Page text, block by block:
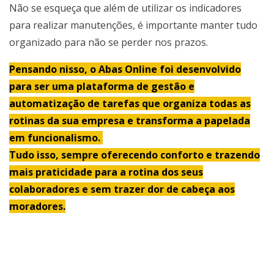
Não se esqueça que além de utilizar os indicadores
para realizar manutenções, é importante manter tudo
organizado para não se perder nos prazos.
Pensando nisso, o Abas Online foi desenvolvido
para ser uma plataforma de gestão e
automatização de tarefas que organiza todas as
rotinas da sua empresa e transforma a papelada
em funcionalismo.
Tudo isso, sempre oferecendo conforto e trazendo
mais praticidade para a rotina dos seus
colaboradores e sem trazer dor de cabeça aos
moradores.